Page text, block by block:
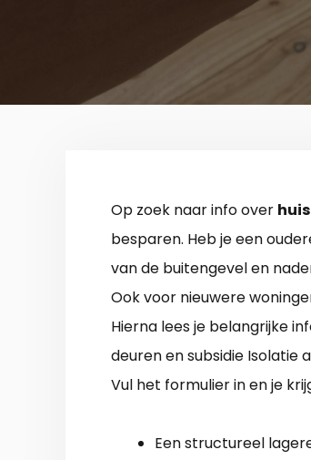
Op zoek naar info over
besparen. Heb je een
van de buitengevel en
Ook voor nieuwere
Hierna lees je belangrijke
deuren en subsidie Isolatie
Vul het formulier in en je
Een structureel